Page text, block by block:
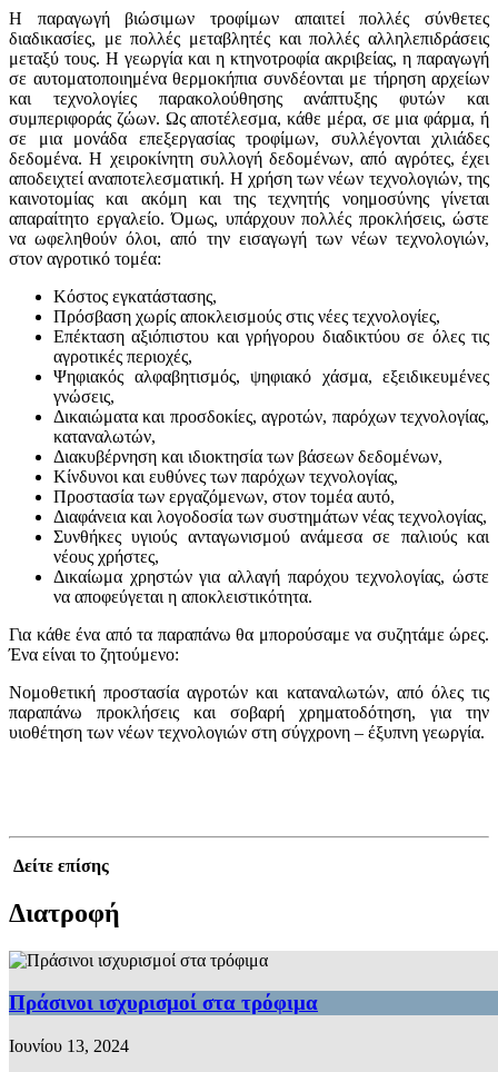
Η παραγωγή βιώσιμων τροφίμων απαιτεί πολλές σύνθετες
διαδικασίες, με πολλές μεταβλητές και πολλές αλληλεπιδράσεις
μεταξύ τους. Η γεωργία και η κτηνοτροφία ακριβείας, η παραγωγή
σε αυτοματοποιημένα θερμοκήπια συνδέονται με τήρηση αρχείων
και τεχνολογίες παρακολούθησης ανάπτυξης φυτών και
συμπεριφοράς ζώων. Ως αποτέλεσμα, κάθε μέρα, σε μια φάρμα, ή
σε μια μονάδα επεξεργασίας τροφίμων, συλλέγονται χιλιάδες
δεδομένα. Η χειροκίνητη συλλογή δεδομένων, από αγρότες, έχει
αποδειχτεί αναποτελεσματική. Η χρήση των νέων τεχνολογιών, της
καινοτομίας και ακόμη και της τεχνητής νοημοσύνης γίνεται
απαραίτητο εργαλείο. Όμως, υπάρχουν πολλές προκλήσεις, ώστε
να ωφεληθούν όλοι, από την εισαγωγή των νέων τεχνολογιών,
στον αγροτικό τομέα:
Κόστος εγκατάστασης,
Πρόσβαση χωρίς αποκλεισμούς στις νέες τεχνολογίες,
Επέκταση αξιόπιστου και γρήγορου διαδικτύου σε όλες τις
αγροτικές περιοχές,
Ψηφιακός αλφαβητισμός, ψηφιακό χάσμα, εξειδικευμένες
γνώσεις,
Δικαιώματα και προσδοκίες, αγροτών, παρόχων τεχνολογίας,
καταναλωτών,
Διακυβέρνηση και ιδιοκτησία των βάσεων δεδομένων,
Κίνδυνοι και ευθύνες των παρόχων τεχνολογίας,
Προστασία των εργαζόμενων, στον τομέα αυτό,
Διαφάνεια και λογοδοσία των συστημάτων νέας τεχνολογίας,
Συνθήκες υγιούς ανταγωνισμού ανάμεσα σε παλιούς και
νέους χρήστες,
Δικαίωμα χρηστών για αλλαγή παρόχου τεχνολογίας, ώστε
να αποφεύγεται η αποκλειστικότητα.
Για κάθε ένα από τα παραπάνω θα μπορούσαμε να συζητάμε ώρες.
Ένα είναι το ζητούμενο:
Νομοθετική προστασία αγροτών και καταναλωτών, από όλες τις
παραπάνω προκλήσεις και σοβαρή χρηματοδότηση, για την
υιοθέτηση των νέων τεχνολογιών στη σύγχρονη – έξυπνη γεωργία.
Δείτε επίσης
Διατροφή
Πράσινοι ισχυρισμοί στα τρόφιμα
Ιουνίου 13, 2024